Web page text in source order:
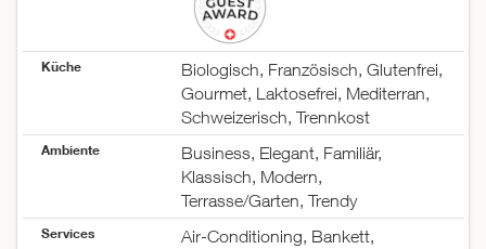
Küche
Biologisch, Französisch, Glutenfrei,
Gourmet, Laktosefrei, Mediterran,
Schweizerisch, Trennkost
Ambiente
Business, Elegant, Familiär,
Klassisch, Modern,
Terrasse/Garten, Trendy
Services
Air-Conditioning, Bankett,